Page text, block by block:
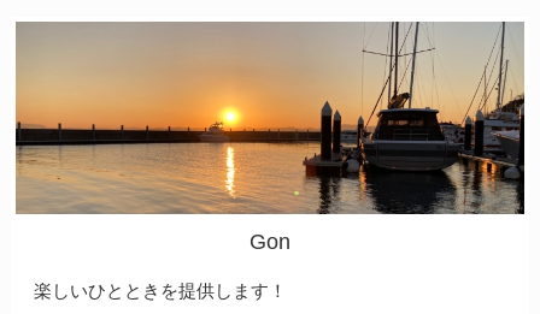
Gon
楽しいひとときを提供します！